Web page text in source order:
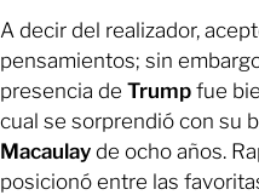
A decir del realizador,
pensamientos; sin
presencia de Trump fue
cual se sorprendió con su
Macaulay de ocho años.
posicionó entre las